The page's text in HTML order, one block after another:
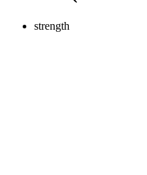
strength